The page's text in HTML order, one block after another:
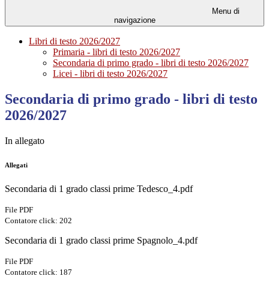
Menu di
navigazione
Libri di testo 2026/2027
Primaria - libri di testo 2026/2027
Secondaria di primo grado - libri di testo 2026/2027
Licei - libri di testo 2026/2027
Secondaria di primo grado - libri di testo
2026/2027
In allegato
Allegati
Secondaria di 1 grado classi prime Tedesco_4.pdf
File PDF
Contatore click: 202
Secondaria di 1 grado classi prime Spagnolo_4.pdf
File PDF
Contatore click: 187